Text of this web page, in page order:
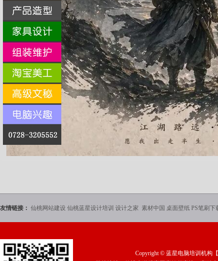
友情链接： 仙桃网站建设 仙桃蓝星设计培训 设计之家 素材中国 桌面壁纸 PS笔刷下
Copyright © 蓝星电脑培训机构